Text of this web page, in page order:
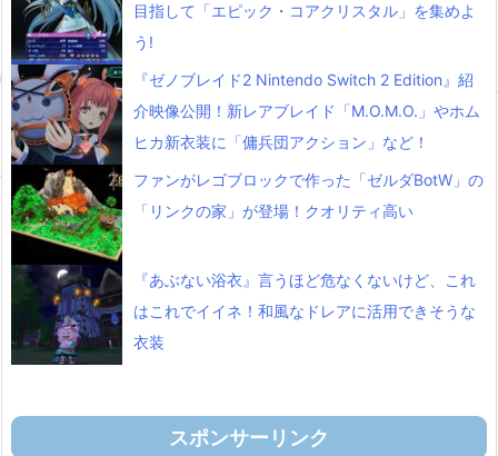
目指して「エピック・コアクリスタル」を集めよ
う!
『ゼノブレイド2 Nintendo Switch 2 Edition』紹
介映像公開！新レアブレイド「M.O.M.O.」やホム
ヒカ新衣装に「傭兵団アクション」など！
ファンがレゴブロックで作った「ゼルダBotW」の
「リンクの家」が登場！クオリティ高い
『あぶない浴衣』言うほど危なくないけど、これ
はこれでイイネ！和風なドレアに活用できそうな
衣装
スポンサーリンク